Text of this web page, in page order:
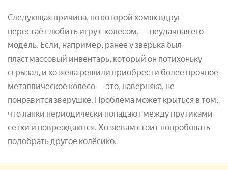
Следующая причина, по которой хомяк вдруг
перестаёт любить игру с колесом, — неудачная его
модель. Если, например, ранее у зверька был
пластмассовый инвентарь, который он потихоньку
сгрызал, и хозяева решили приобрести более прочное
металлическое колесо — это, наверняка, не
понравится зверушке. Проблема может крыться в том,
что лапки периодически попадают между прутиками
сетки и повреждаются. Хозяевам стоит попробовать
подобрать другое колёсико.